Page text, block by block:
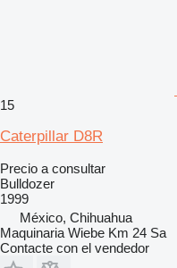
15
Caterpillar D8R
Precio a consultar
Bulldozer
1999
México, Chihuahua
Maquinaria Wiebe Km 24 Sa
Contacte con el vendedor